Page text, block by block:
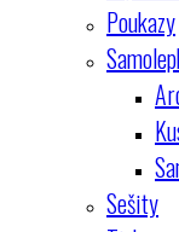
Poukazy
Sešity